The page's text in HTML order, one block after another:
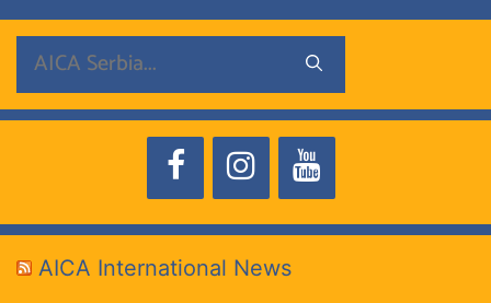
Search
for:
AICA International News